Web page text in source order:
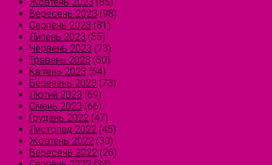
Вересень 2023 (98)
Серпень 2023 (81)
Липень 2023 (55)
Червень 2023 (73)
Травень 2023 (50)
Квітень 2023 (54)
Березень 2023 (73)
Лютий 2023 (69)
Січень 2023 (66)
Грудень 2022 (47)
Листопад 2022 (45)
Жовтень 2022 (30)
Вересень 2022 (26)